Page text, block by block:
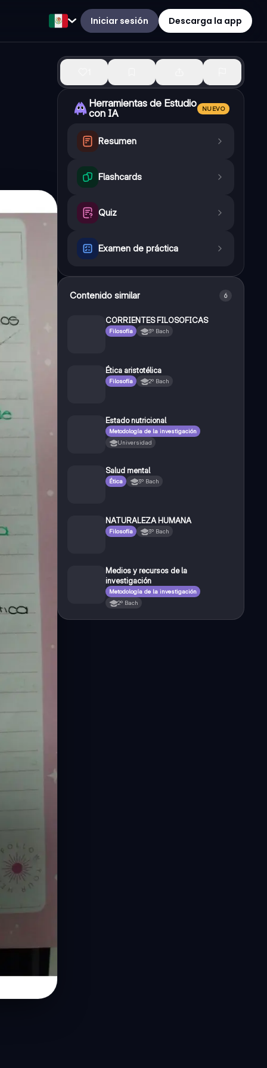
Iniciar sesión Descarga la app
Herramientas de Estudio
con IA
NUEVO
Resumen
Flashcards
Quiz
Examen de práctica
Contenido similar 6
CORRIENTES FILOSOFICAS
Filosofía 3º Bach
Ética aristotélica
Filosofía 2º Bach
Estado nutricional
Metodología de la investigación
Universidad
Salud mental
Ética 3º Bach
NATURALEZA HUMANA
Filosofía 3º Bach
Medios y recursos de la
investigación
Metodología de la investigación
2º Bach